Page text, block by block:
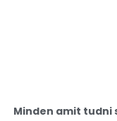
Minden amit